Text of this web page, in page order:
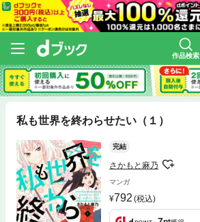
作品検索
私も世界を終わらせたい（１）
完結
さかもと麻乃
マンガ
792 (税込)